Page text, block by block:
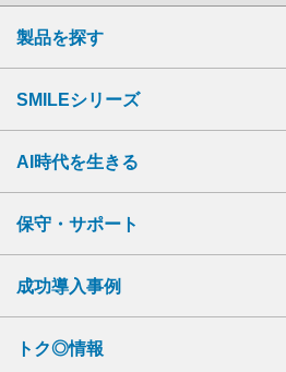
製品を探す
SMILEシリーズ
AI時代を生きる
保守・サポート
成功導入事例
トク◎情報